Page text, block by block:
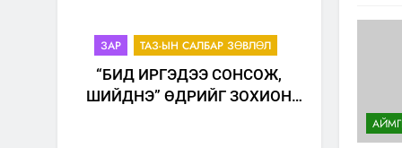
ЗАР ТАЗ-ЫН САЛБАР ЗӨВЛӨЛ
“БИД ИРГЭДЭЭ СОНСОЖ,
ШИЙДНЭ” ӨДРИЙГ ЗОХИОН